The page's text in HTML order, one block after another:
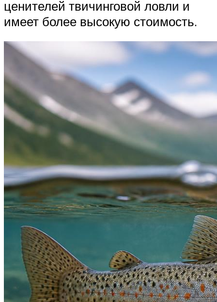
ценителей твичинговой ловли и
имеет более высокую стоимость.